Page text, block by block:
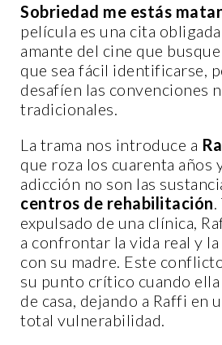
Sobriedad me estás
película es una cita
amante del cine que
que sea fácil identificarse,
desafíen las convenciones
tradicionales.
La trama nos introduce a
que roza los cuarenta años
adicción no son las
centros de rehabilitación.
expulsado de una clínica,
a confrontar la vida real y
con su madre. Este
su punto crítico cuando
de casa, dejando a Raffi en
total vulnerabilidad.